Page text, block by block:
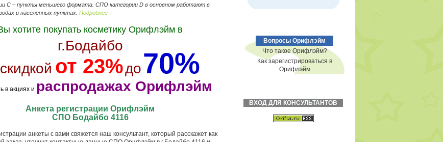
C – пункты меньшего формата. СПО категории D в основном работают в
и населенных пунктах. Подробнее
хотите покупать косметику Орифлэйм в
г.Бодайбо
от 23%до70%
в акциях и распродажах Орифлэйм
Анкета регистрации Орифлэйм
СПО Бодайбо 4116
анкеты с вами свяжется наш консультант, который расскажет как
Вопросы Орифлэйм
Что такое Орифлэйм?
Как зарегистрироваться в
Орифлэйм
ВХОД ДЛЯ КОНСУЛЬТАНТОВ